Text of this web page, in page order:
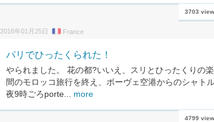
3703
パリでひったくられた！
やられました。 花の都?いいえ、スリとひったくりの
間のモロッコ旅行を終え、ボーヴェ空港からのシャト
夜9時ごろporte... more
2016年01月25日 France
4799